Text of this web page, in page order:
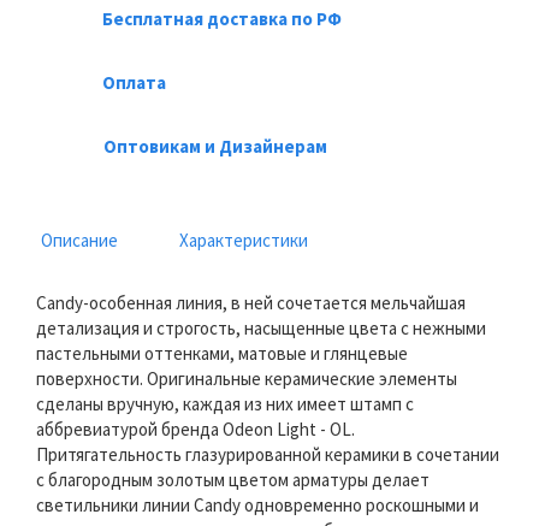
Бесплатная доставка по РФ
Оплата
Оптовикам и Дизайнерам
Описание Характеристики
Candy-особенная линия, в ней сочетается мельчайшая
детализация и строгость, насыщенные цвета с нежными
пастельными оттенками, матовые и глянцевые
поверхности. Оригинальные керамические элементы
сделаны вручную, каждая из них имеет штамп с
аббревиатурой бренда Odeon Light - OL.
Притягательность глазурированной керамики в сочетании
с благородным золотым цветом арматуры делает
светильники линии Candy одновременно роскошными и